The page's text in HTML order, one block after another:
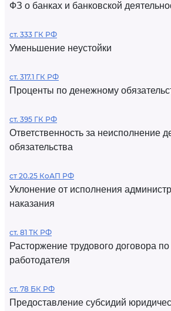
ФЗ о банках и банковской
ст. 333 ГК РФ
Уменьшение неустойки
ст. 317.1 ГК РФ
Проценты по денежному
ст. 395 ГК РФ
Ответственность за неисполнение
обязательства
ст 20.25 КоАП РФ
Уклонение от исполнения
наказания
ст. 81 ТК РФ
Расторжение трудового договора
работодателя
ст. 78 БК РФ
Предоставление субсидий